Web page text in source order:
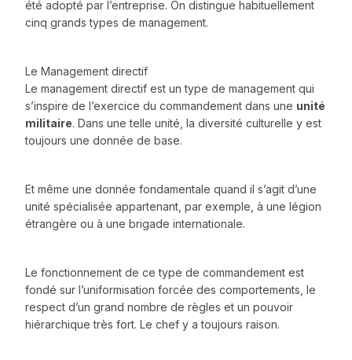
été adopté par l’entreprise. On distingue habituellement
cinq grands types de management.
Le Management directif
Le management directif est un type de management qui
s’inspire de l’exercice du commandement dans une unité
militaire. Dans une telle unité, la diversité culturelle y est
toujours une donnée de base.
Et même une donnée fondamentale quand il s’agit d’une
unité spécialisée appartenant, par exemple, à une légion
étrangère ou à une brigade internationale.
Le fonctionnement de ce type de commandement est
fondé sur l’uniformisation forcée des comportements, le
respect d’un grand nombre de règles et un pouvoir
hiérarchique très fort. Le chef y a toujours raison.